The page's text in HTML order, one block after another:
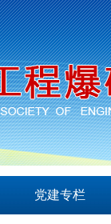
党建专栏